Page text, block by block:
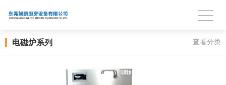
电磁炉系列 查看分类